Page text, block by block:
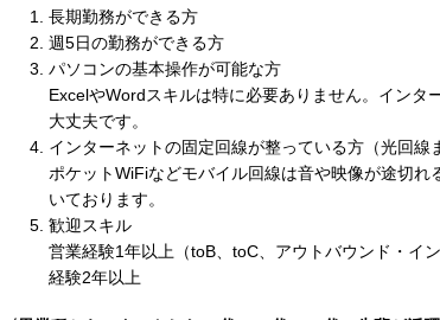
長期勤務ができる方
週5日の勤務ができる方
パソコンの基本操作が可能な方
ExcelやWordスキルは特に必要ありません。インタ
大丈夫です。
インターネットの固定回線が整っている方（光回線
ポケットWiFiなどモバイル回線は音や映像が途切
いております。
歓迎スキル
営業経験1年以上（toB、toC、アウトバウンド・イ
経験2年以上